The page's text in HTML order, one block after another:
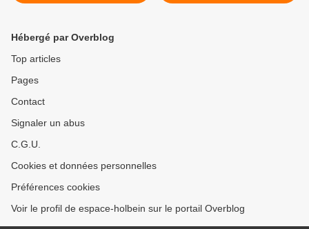
Hébergé par Overblog
Top articles
Pages
Contact
Signaler un abus
C.G.U.
Cookies et données personnelles
Préférences cookies
Voir le profil de espace-holbein sur le portail Overblog